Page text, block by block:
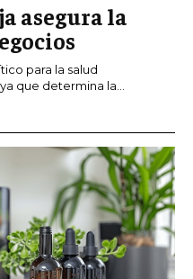
asegura la
para la salud
que determina la...